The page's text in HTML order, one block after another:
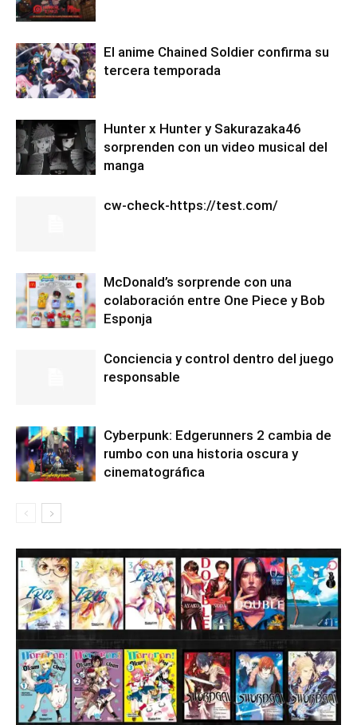
El anime Chained Soldier confirma su
tercera temporada
Hunter x Hunter y Sakurazaka46
sorprenden con un video musical del
manga
cw-check-https://test.com/
McDonald’s sorprende con una
colaboración entre One Piece y Bob
Esponja
Conciencia y control dentro del juego
responsable
Cyberpunk: Edgerunners 2 cambia de
rumbo con una historia oscura y
cinematográfica